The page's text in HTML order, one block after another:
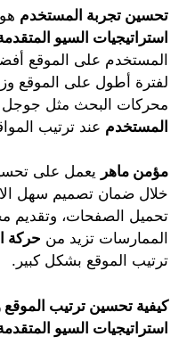
تحسين تجربة المستخدم
استراتيجيات السيو
المستخدم على الموقع
لفترة أطول على الموقع
محركات البحث مثل جوجل
المستخدم عند ترتيب
مؤمن ماهر يعمل على
خلال ضمان تصميم سهل
تحميل الصفحات، وتقديم
الممارسات تزيد من حركة
ترتيب الموقع بشكل كبير.
كيفية تحسين ترتيب الموقع
استراتيجيات السيو